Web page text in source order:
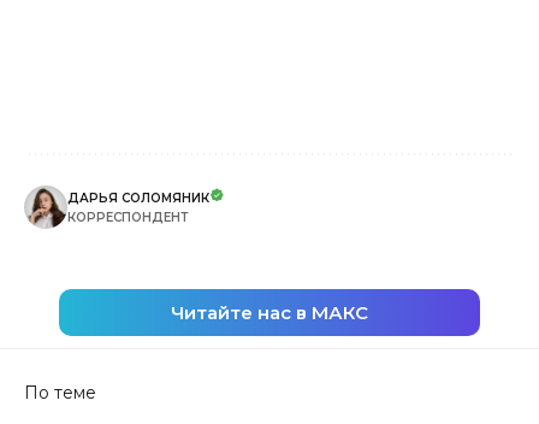
ДАРЬЯ СОЛОМЯНИК
КОРРЕСПОНДЕНТ
Читайте нас в МАКС
По теме